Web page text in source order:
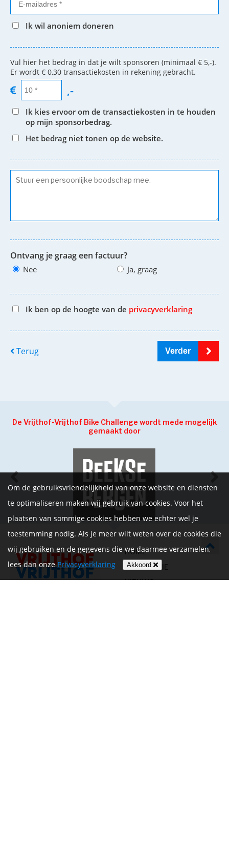
Ik wil anoniem doneren
Vul hier het bedrag in dat je wilt sponsoren (minimaal € 5,-).
Er wordt € 0,30 transactiekosten in rekening gebracht.
,-
Ik kies ervoor om de transactiekosten in te houden
op mijn sponsorbedrag.
Het bedrag niet tonen op de website.
Ontvang je graag een factuur?
Nee Ja, graag
Ik ben op de hoogte van de privacyverklaring
Terug Verder
De Vrijthof-Vrijthof Bike Challenge wordt mede mogelijk
gemaakt door
HOME
INFORMATIE
NIEUWS
Om de gebruiksvriendelijkheid van onze website en diensten
te optimaliseren maken wij gebruik van cookies. Voor het
plaatsen van sommige cookies hebben we echter wel je
toestemming nodig. Als je meer wilt weten over de cookies die
wij gebruiken en de gegevens die we daarmee verzamelen,
lees dan onzePrivacyverklaring Akkoord